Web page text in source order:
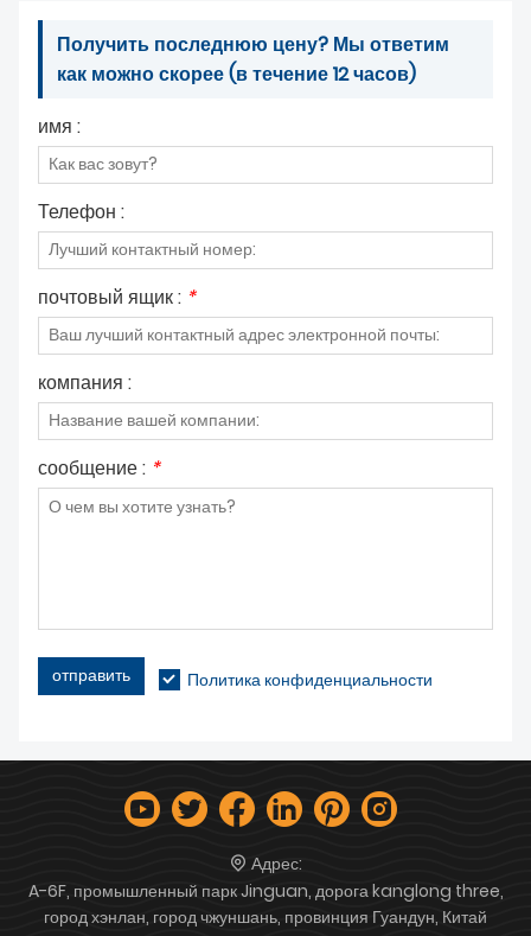
Получить последнюю цену? Мы ответим
как можно скорее (в течение 12 часов)
имя :
Телефон :
почтовый ящик : *
компания :
сообщение : *
отправить Политика конфиденциальности
Адрес:
A-6F, промышленный парк Jinguan, дорога kanglong three,
город хэнлан, город чжуншань, провинция Гуандун, Китай